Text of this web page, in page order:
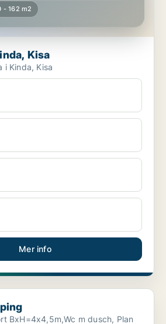
- 162 m2
Kisa
i Kinda, Kisa
Mer info
BxH=4x4,5m,Wc m dusch, Plan